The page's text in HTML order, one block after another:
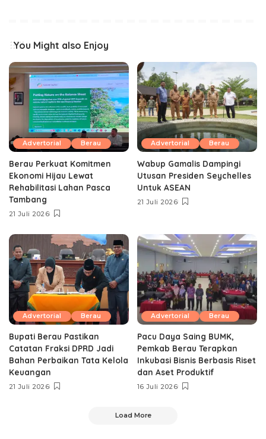
You Might also Enjoy
Advertorial Berau
Berau Perkuat Komitmen
Ekonomi Hijau Lewat
Rehabilitasi Lahan Pasca
Tambang
21 Juli 2026
Advertorial Berau
Wabup Gamalis Dampingi
Utusan Presiden Seychelles
Untuk ASEAN
21 Juli 2026
Advertorial Berau
Bupati Berau Pastikan
Catatan Fraksi DPRD Jadi
Bahan Perbaikan Tata Kelola
Keuangan
21 Juli 2026
Advertorial Berau
Pacu Daya Saing BUMK,
Pemkab Berau Terapkan
Inkubasi Bisnis Berbasis Riset
dan Aset Produktif ‎
16 Juli 2026
Load More